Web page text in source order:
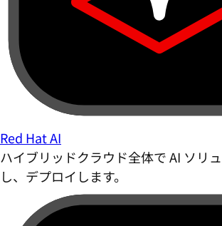
Red Hat AI
ハイブリッドクラウド全体で AI ソリ
し、デプロイします。